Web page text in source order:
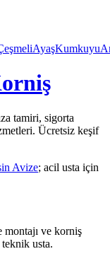
AyaşKumkuyu
tamiri, sigorta
Ücretsiz keşif
Avize; acil usta için
montajı ve korniş
usta.